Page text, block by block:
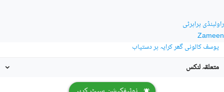
Zameen
راولپنڈی پراپرٹی
یوسف کالونی گھر کرایہ پر دستیاب
متعلقہ لنکس